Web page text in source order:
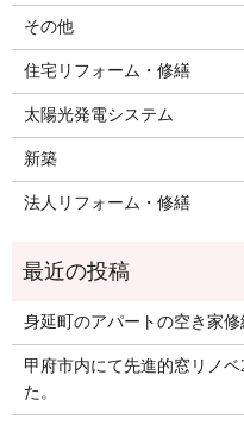
その他
住宅リフォーム・修繕
太陽光発電システム
新築
法人リフォーム・修繕
身延町のアパートの空き家修
甲府市内にて先進的窓リノ
た。